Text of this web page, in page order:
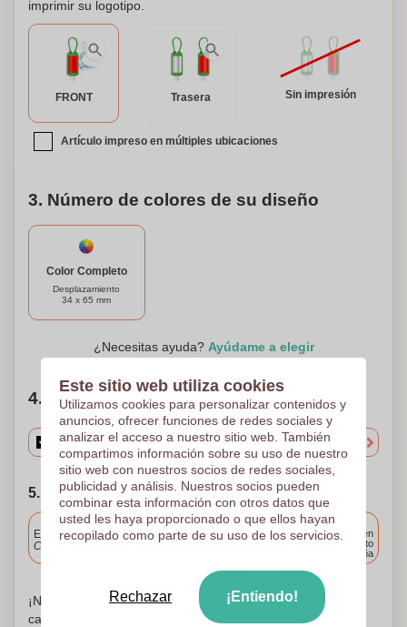
de que ha sido fabricado con los más altos estándares
alemanes. Nos enorgullece entregar una calidad y
rendimiento excepcionales en cada botella. Pruebe nuestro
nuevo producto hoy y experimente la diferencia que puede
hacer en su rutina de cuidado de la piel.
imprimir su logotipo.
FRONT Trasera Sin impresión
Artículo impreso en múltiples ubicaciones
3. Número de colores de su diseño
Color Completo
Desplazamiento
34 x 65 mm
¿Necesitas ayuda? Ayúdame a elegir
4. Elige tu cantidad
5. Elija su fecha de envío
Incluido
Entrega estándar
Cargue y apruebe sus archivos antes de las 9.30 a.m.
Entrega en
cualquier punto
de España
¡No te preocupes! Simplemente suba sus archivos a la
canasta de compras
Este sitio web utiliza cookies
Utilizamos cookies para personalizar contenidos y
anuncios, ofrecer funciones de redes sociales y
analizar el acceso a nuestro sitio web. También
compartimos información sobre su uso de nuestro
sitio web con nuestros socios de redes sociales,
publicidad y análisis. Nuestros socios pueden
combinar esta información con otros datos que
usted les haya proporcionado o que ellos hayan
recopilado como parte de su uso de los servicios.
Rechazar ¡Entiendo!